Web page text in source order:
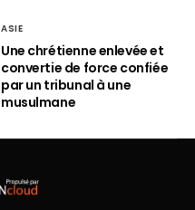
ASIE
Une chrétienne enlevée et
convertie de force confiée
par un tribunal à une
musulmane